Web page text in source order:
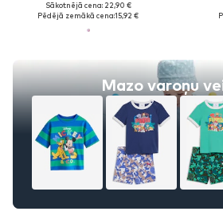
Sākotnējā cena: 22,90 €
Pēdējā zemākā cena:15,92 €
Mazo varoņu